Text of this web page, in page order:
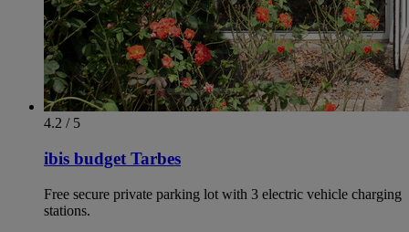
4.2 / 5
ibis budget Tarbes
Free secure private parking lot with 3 electric vehicle charging
stations.